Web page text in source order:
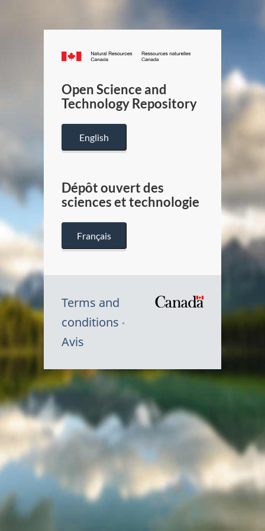
Canada.ca
/
Canada
Open Science and
Technology Repository
English
Dépôt ouvert des
sciences et technologie
Français
Terms and
conditions
Avis
Symbole
du